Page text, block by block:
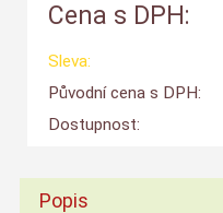
Cena s DPH:
Sleva:
Původní cena s DPH:
Dostupnost:
Popis